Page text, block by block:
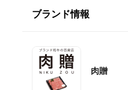
ブランド情報
肉贈